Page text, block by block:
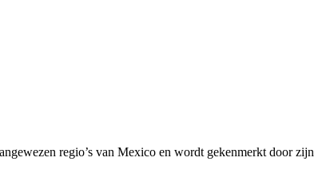
regio’s van Mexico en wordt gekenmerkt door zijn